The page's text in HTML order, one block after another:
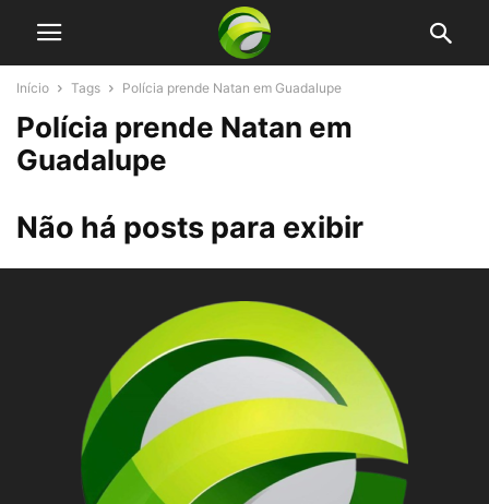
Início Tags Polícia prende Natan em Guadalupe
Polícia prende Natan em
Guadalupe
Não há posts para exibir